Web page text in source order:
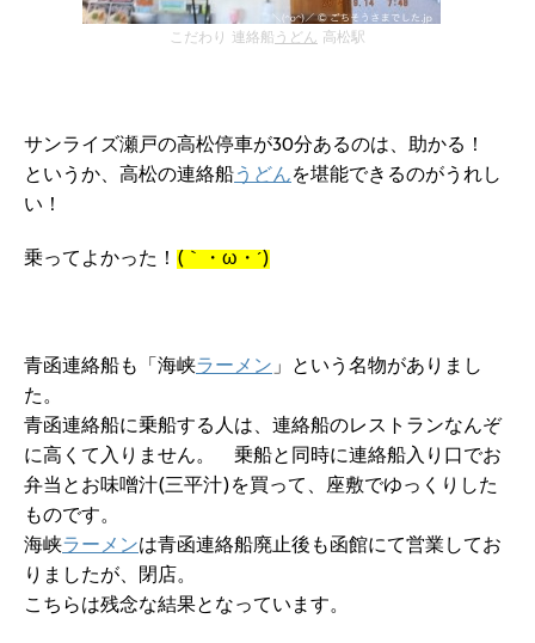
こだわり 連絡船 うどん 高松駅
サンライズ瀬戸の高松停車が30分あるのは、助かる！
というか、高松の連絡船うどんを堪能できるのがうれし
い！
乗ってよかった！ (｀・ω・´)
青函連絡船も「海峡ラーメン 」という名物がありまし
た。
青函連絡船に乗船する人は、連絡船のレストランなんぞ
に高くて入りません。 乗船と同時に連絡船入り口でお
弁当とお味噌汁(三平汁)を買って、座敷でゆっくりした
ものです。
海峡ラーメンは青函連絡船廃止後も函館にて営業してお
りましたが、閉店。
こちらは残念な結果となっています。